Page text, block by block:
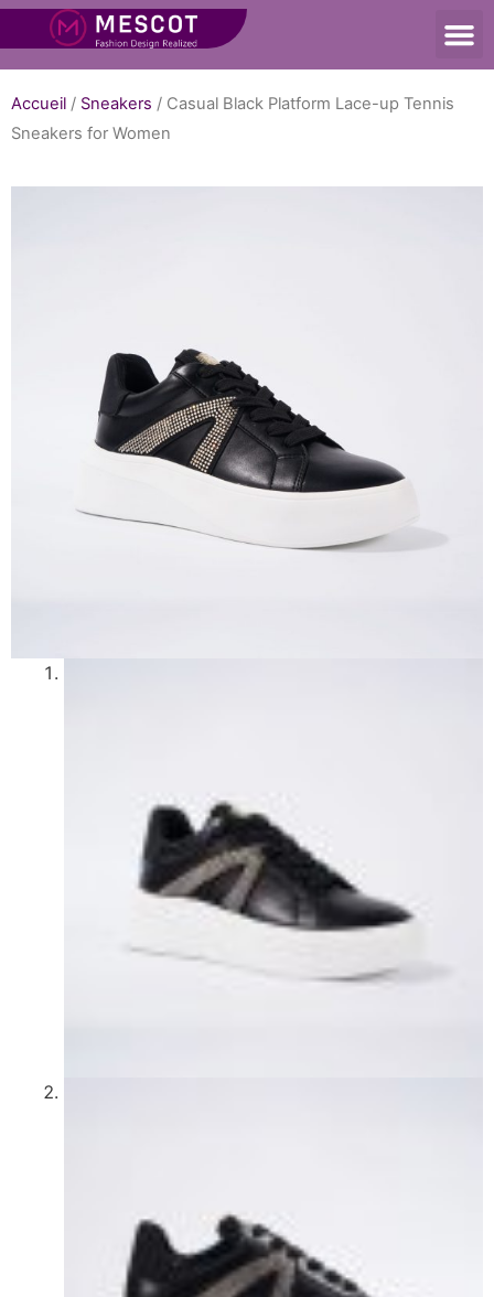
Accueil / Sneakers / Casual Black Platform Lace-up Tennis
Sneakers for Women